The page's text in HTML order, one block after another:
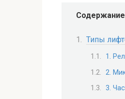
Содержание
Типы
1.
2.
3.